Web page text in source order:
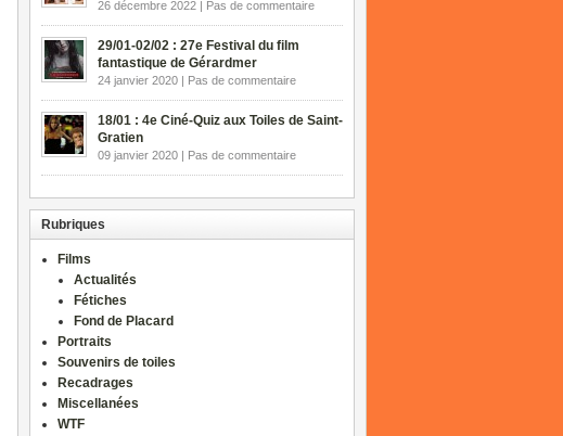
26 décembre 2022 | Pas de commentaire
29/01-02/02 : 27e Festival du film
fantastique de Gérardmer
24 janvier 2020 | Pas de commentaire
18/01 : 4e Ciné-Quiz aux Toiles de Saint-
Gratien
09 janvier 2020 | Pas de commentaire
Rubriques
Films
Actualités
Fétiches
Fond de Placard
Portraits
Souvenirs de toiles
Recadrages
Miscellanées
WTF